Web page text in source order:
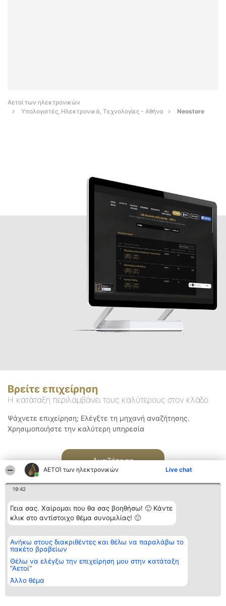
ΑΕΤΟΊ των ηλεκτρονικών Live chat
19:42
Γεια σας. Χαίρομαι που θα σας βοηθήσω! 🙂 Κάντε
κλικ στο αντίστοιχο θέμα συνομιλίας! 🙂
Ανήκω στους διακριθέντες και θέλω να παραλάβω το
πακέτο βραβείων
Θέλω να ελέγξω την επιχείρηση μου στην κατάταξη
"Αετοί"
Άλλο θέμα
Αετοί των ηλεκτρονικών
Υπολογιστές, Ηλεκτρονικά, Τεχνολογίες - Αθήνα
Neostore
Βρείτε επιχείρηση
Η κατάταξη περιλαμβάνει τους καλύτερους στον κλάδο
Ψάχνετε επιχείρηση; Ελέγξτε τη μηχανή αναζήτησης.
Χρησιμοποιήστε την καλύτερη υπηρεσία
Αναζήτηση
Διοργανωτής της
κατάταξης
BEAUTIFUL COMPANY
ΤΗΛ. ΕΠΙΚΟΙΝΩΝΙΑΣ:
2104128019
email:
aetoi@beautifulcompany.co
Κατάταξη
Διακριθέντες
των
διακριθέντων
προϋποθέσεις
Επικοινωνία
Επικοινωνία